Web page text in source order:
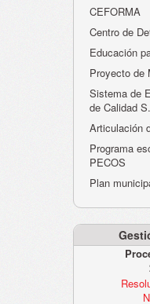
CEFORMA
Centro de
Educación
Proyecto de
Sistema de
de Calidad
Articulación
Programa
PECOS
Plan